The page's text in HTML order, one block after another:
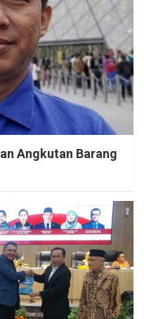
Angkutan Barang